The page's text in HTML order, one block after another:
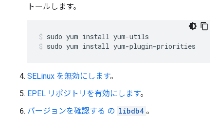
トールします。
sudo yum install yum-plugin-priorities
SELinux を無効にします。
EPEL リポジトリを有効にします。
バージョンを確認する の libdb4 。